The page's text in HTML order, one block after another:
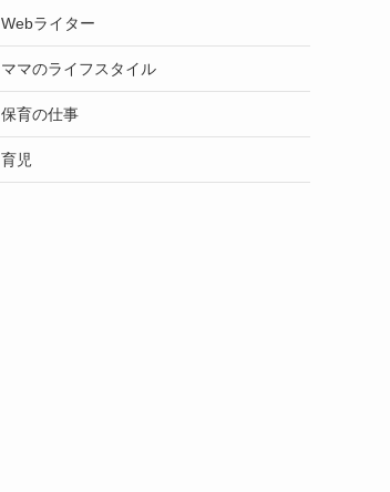
Webライター
ママのライフスタイル
保育の仕事
育児